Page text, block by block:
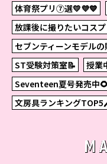
体育祭プリ⑦選💛💜💙
放課後に撮りたいコス
セブンティーンモデル
ST受験対策室📝
授業
Seventeen夏号発売中
文房具ランキング